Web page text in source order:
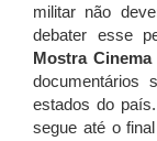
militar não
debater esse
Mostra Cinema
documentários
estados do
segue até o